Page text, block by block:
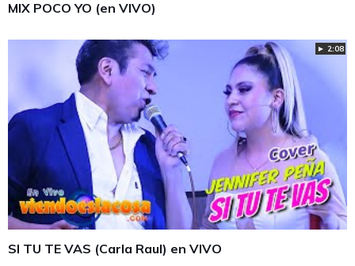
MIX POCO YO (en VIVO)
► 2:08
SI TU TE VAS (Carla Raul) en VIVO